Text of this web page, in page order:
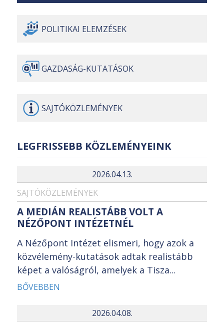
POLITIKAI ELEMZÉSEK
GAZDASÁG-KUTATÁSOK
SAJTÓKÖZLEMÉNYEK
LEGFRISSEBB KÖZLEMÉNYEINK
2026.04.13.
SAJTÓKÖZLEMÉNYEK
A MEDIÁN REALISTÁBB VOLT A
NÉZŐPONT INTÉZETNÉL
A Nézőpont Intézet elismeri, hogy azok a
közvélemény-kutatások adtak realistább
képet a valóságról, amelyek a Tisza...
BŐVEBBEN
2026.04.08.